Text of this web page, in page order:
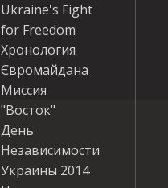
Ukraine's Fight
for Freedom
Хронология
Євромайдана
Миссия
"Восток"
День
Независимости
Украины 2014